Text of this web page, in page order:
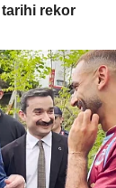
rekor